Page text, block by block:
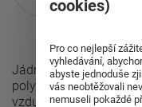
Více
Jádro partnerské
polyuretanová pěna s
vzdušnost. Tento
cookies)
Pro co nejlepší
vyhledávání,
abyste jednoduše
vás neobtěžovali
nemuseli pokaždé